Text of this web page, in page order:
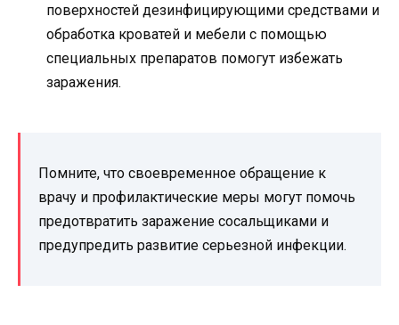
поверхностей дезинфицирующими средствами и
обработка кроватей и мебели с помощью
специальных препаратов помогут избежать
заражения.
Помните, что своевременное обращение к
врачу и профилактические меры могут помочь
предотвратить заражение сосальщиками и
предупредить развитие серьезной инфекции.